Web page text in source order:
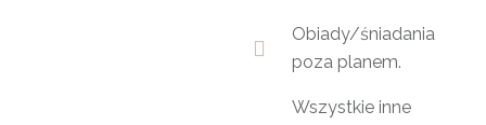
Obiady/śniadania
poza planem.
Wszystkie inne